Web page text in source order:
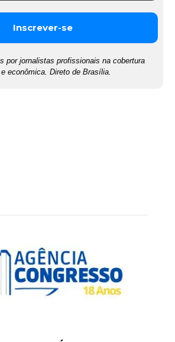
por jornalistas profissionais na cobertura
econômica. Direto de Brasília.